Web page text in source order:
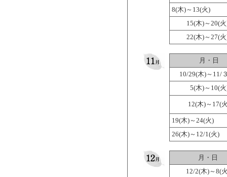
8(木)～13(火)
15(木)～20(
22(木)～27(
月・日
10/29(木)～11/
5(木)～10(
12(木)～17(
19(木)～24(火)
26(木)～12/1(火)
月・日
12/2(木)～8(